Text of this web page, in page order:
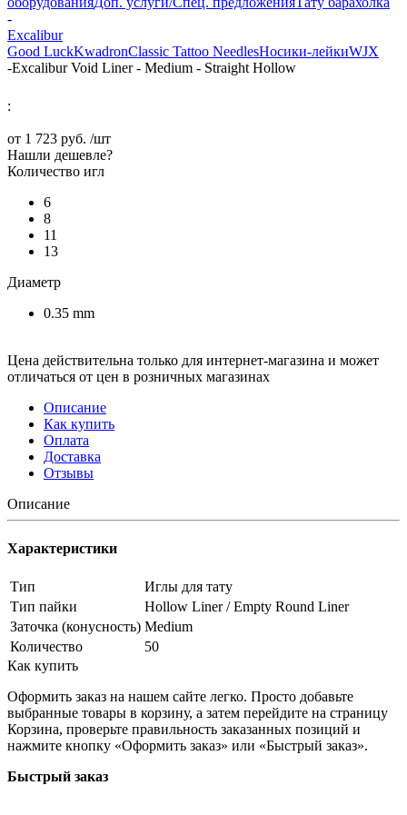
-
Excalibur
Good LuckKwadronClassic Tattoo NeedlesНосики-лейкиWJX
-Excalibur Void Liner - Medium - Straight Hollow
:
от 1 723 руб. /шт
Нашли дешевле?
Количество игл
6
8
11
13
Диаметр
0.35 mm
Цена действительна только для интернет-магазина и может
отличаться от цен в розничных магазинах
Описание
Как купить
Оплата
Доставка
Отзывы
Описание
Характеристики
Тип
Иглы для тату
Тип пайки
Hollow Liner / Empty Round Liner
Заточка (конусность) Medium
Количество
50
Как купить
Оформить заказ на нашем сайте легко. Просто добавьте
выбранные товары в корзину, а затем перейдите на страницу
Корзина, проверьте правильность заказанных позиций и
нажмите кнопку «Оформить заказ» или «Быстрый заказ».
Быстрый заказ